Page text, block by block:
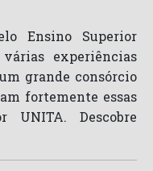
Ensino Superior
experiências
grande consórcio
fortemente essas
UNITA. Descobre